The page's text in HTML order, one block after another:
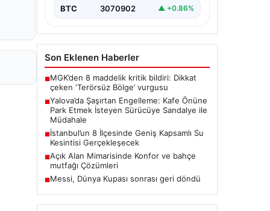
BTC 3070902 ▲ +0.86%
Son Eklenen Haberler
■MGK’den 8 maddelik kritik bildiri: Dikkat
çeken ‘Terörsüz Bölge’ vurgusu
■Yalova’da Şaşırtan Engelleme: Kafe Önüne
Park Etmek İsteyen Sürücüye Sandalye ile
Müdahale
■İstanbul’un 8 İlçesinde Geniş Kapsamlı Su
Kesintisi Gerçekleşecek
■Açık Alan Mimarisinde Konfor ve bahçe
mutfağı Çözümleri
■Messi, Dünya Kupası sonrası geri döndü